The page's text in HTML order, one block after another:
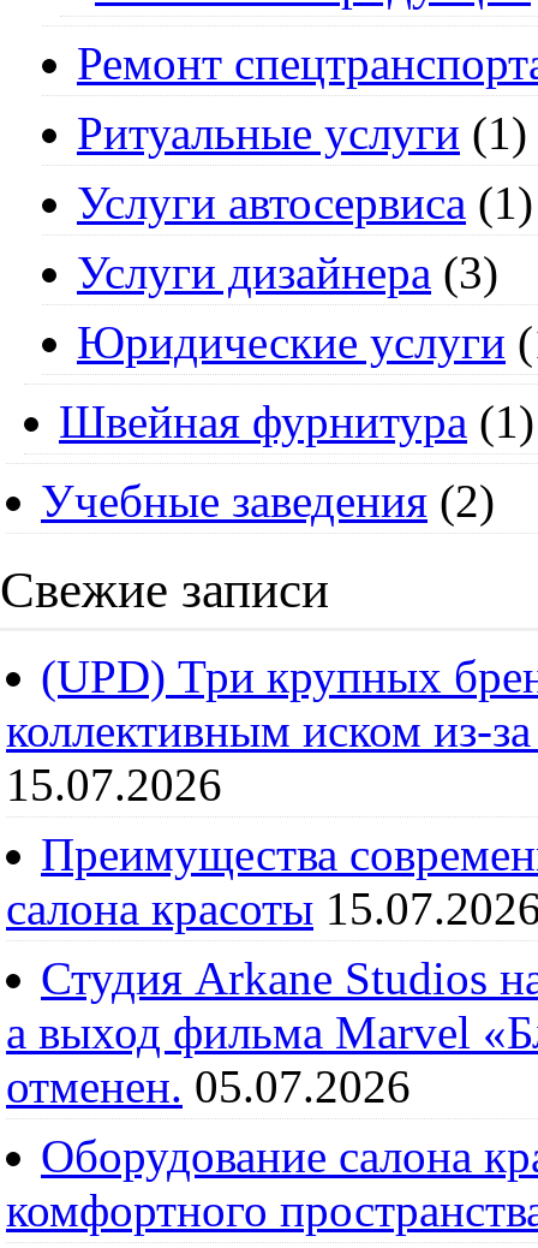
Ремонт
Ритуальные услуги (1)
Услуги автосервиса (1)
Услуги дизайнера (3)
Юридические услуги
Швейная фурнитура (1)
Учебные заведения (2)
Свежие записи
(UPD) Три крупных
коллективным иском из-
15.07.2026
Преимущества
салона красоты
Студия Arkane Studios
а выход фильма Marvel
отменен. 05.07.2026
Оборудование салона
комфортного